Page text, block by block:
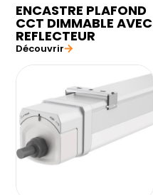
ENCASTRE PLAFOND
CCT DIMMABLE AVEC
REFLECTEUR
Découvrir